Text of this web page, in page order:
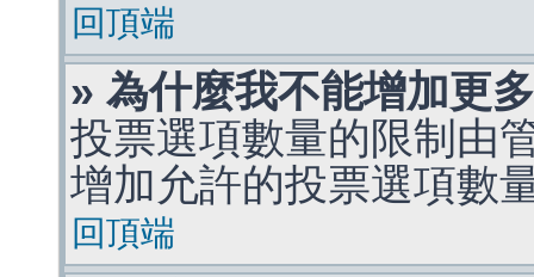
回頂端
» 為什麼我不能增加更
投票選項數量的限制由
增加允許的投票選項數
回頂端